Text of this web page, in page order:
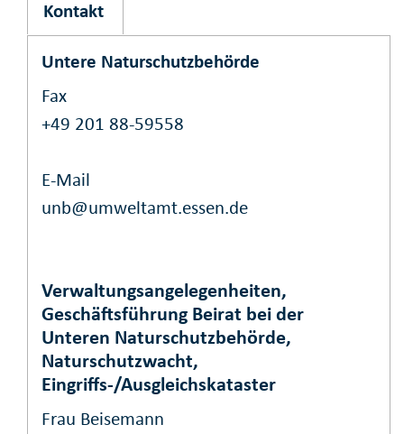
Kontakt
Untere Naturschutzbehörde
Fax
+49 201 88-59558
E-Mail
unb@umweltamt.essen.de
Verwaltungsangelegenheiten,
Geschäftsführung Beirat bei der
Unteren Naturschutzbehörde,
Naturschutzwacht,
Eingriffs-/Ausgleichskataster
Frau Beisemann